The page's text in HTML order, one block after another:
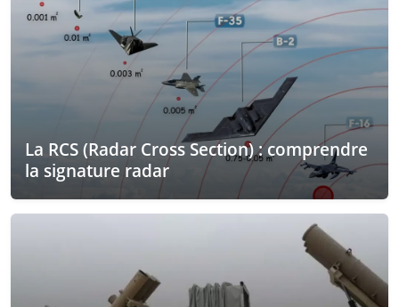
La RCS (Radar Cross Section) : comprendre
la signature radar